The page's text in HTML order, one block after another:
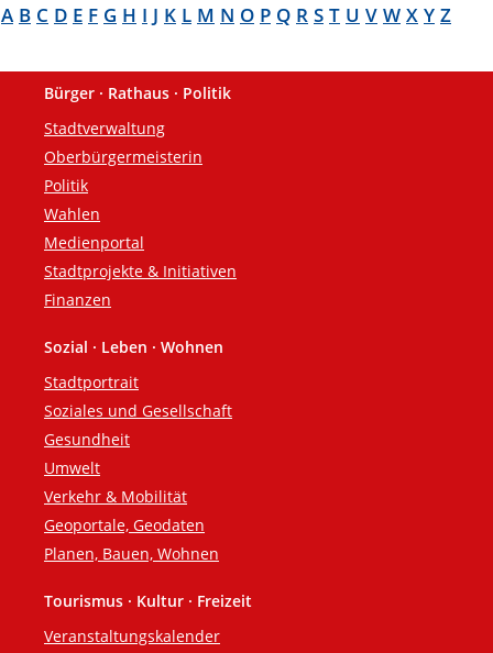
A B C D E F G H I J K L M N O P Q R S T U V W X Y Z
Fußzeile
Bürger · Rathaus · Politik
Stadtverwaltung
Oberbürgermeisterin
Politik
Wahlen
Medienportal
Stadtprojekte & Initiativen
Finanzen
Sozial · Leben · Wohnen
Stadtportrait
Soziales und Gesellschaft
Gesundheit
Umwelt
Verkehr & Mobilität
Geoportale, Geodaten
Planen, Bauen, Wohnen
Tourismus · Kultur · Freizeit
Veranstaltungskalender